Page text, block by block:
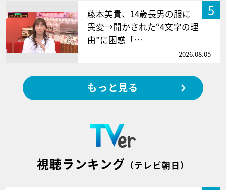
5
藤本美貴、14歳長男の服に
異変→聞かされた“4文字の理
由”に困惑「…
2026.08.05
もっと見る
視聴ランキング （テレビ朝日）